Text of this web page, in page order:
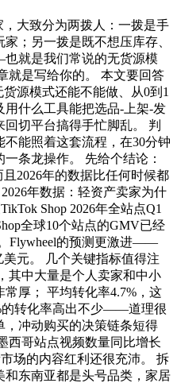
，大致分为两拨人：一拨是手
；另一拨是既不想压库存、
就是我们常说的无货源模
就是写给你的。 本文要回答
源模式还能不能做、从0到1
什么工具能把选品-上架-发
切平台搞得手忙脚乱。 判
能照着这套流程，在30分钟
条龙操作。 先给个结论：
2026年的数据比任何时候都
年数据：轻资产卖家为什
Shop 2026年全站点Q1
全球10个站点的GMV已经
Flywheel的预测更激进——
元。 几个关键指标值得注
其中大量是个人卖家和中小
厚； 平均转化率4.7%，这
的转化率高出不少——道理很
冲动购买的决策链条短得
西哥站点视频数量同比增长
场的内容红利还很充沛。 拆
东南亚都是头号品类，家居